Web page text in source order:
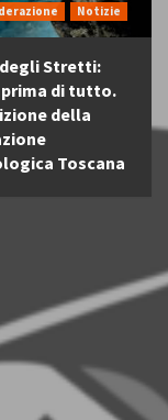
Notizie
Stretti:
di tutto.
della
Toscana